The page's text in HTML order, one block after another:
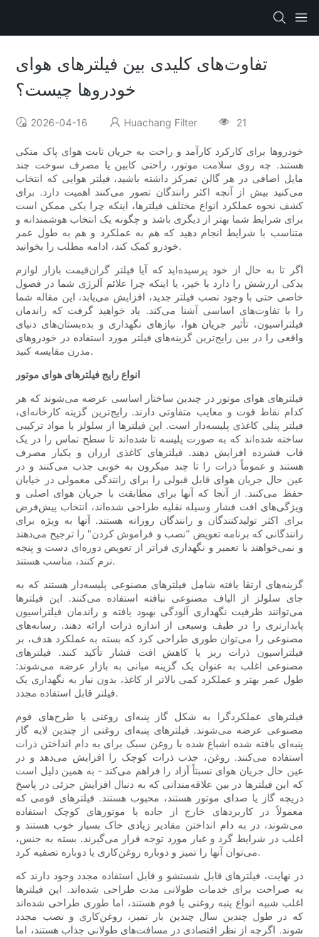
تفاوت‌های کلیدی بین فیلترهای هوای
خودروها چیست؟
2026-04-16 Huachang Filter 21
خودروها برای کارکرد کارآمد و راحت به جریان ثابت هوای پاک متکی
هستند. چه روی سلامت موتور، راحتی کابین یا مصرف سوخت چند
مایل اضافی در هر گالن تمرکز داشته باشید، فیلتر هوایی که انتخاب
می‌کنید بیش از آنچه اکثر رانندگان تصور می‌کنند اهمیت دارد. برای
کشف نحوه عملکرد انواع مختلف فیلترها، اینکه چرا یکی ممکن است
برای شرایط شما بهتر از دیگری باشد و چگونه یک انتخاب هوشمندانه و
متناسب با شرایط انجام دهید که هم به عملکرد و هم به طول عمر
خودرو کمک کند، ادامه مطلب را بخوانید.
اگر تا به حال از خود پرسیده‌اید که آیا فیلتر گران‌قیمت بازار لوازم
یدکی ارزشش را دارد یا خیر، یا اینکه چرا علائم آلرژی شما در فصول
خاصی حتی با وجود نصب فیلتر جدید، افزایش می‌یابد، این مقاله شما
را با تفاوت‌های اساسی آشنا می‌کند. یاد خواهید گرفت که راندمان
فیلتراسیون، تأثیر جریان هوا، نیازهای نگهداری و بده‌بستان‌های دنیای
واقعی را در بین رایج‌ترین گزینه‌های فیلتر مورد استفاده در خودروهای
مدرن مقایسه کنید.
انواع رایج فیلترهای هوای موتور
فیلترهای هوای موتور در چندین ساختار اساسی عرضه می‌شوند که هر
کدام نقاط قوت و معایب متفاوتی دارند. رایج‌ترین گزینه کارخانه‌ای،
فیلتر پنلی کاغذی پلیسه‌دار است. این فیلترها از سلولز یا مواد ترکیبی
ساخته شده‌اند که به صورت پلیسه تا شده‌اند تا سطح تماس را در یک
قاب فشرده افزایش دهند. فیلترهای کاغذی ارزان و یکبار مصرف
هستند و عموماً ذرات را تا چند میکرون به خوبی جذب می‌کنند و در
عین حال جریان هوای قابل قبولی را برای رانندگی معمولی در خیابان
حفظ می‌کنند. از آنجا که آنها برای مطابقت با جریان هوای اصلی و
ویژگی‌های افت فشار وسیله نقلیه طراحی شده‌اند، انتخاب پیش‌فرض
برای اکثر تولیدکنندگان و رانندگان روزانه هستند. آنها به ویژه برای
رانندگانی که برنامه تعویض "نصب و فراموش کردن" را ترجیح می‌دهند
و نمی‌خواهند با تعمیر و نگهداری فراتر از تعویض دوره‌ای دست و پنجه
نرم کنند، مناسب هستند.
گزینه‌های ارتقا یافته شامل فیلترهای مصنوعی پلیسه‌دار هستند که به
جای سلولز از الیاف مصنوعی نبافته استفاده می‌کنند. این فیلترها
می‌توانند ظرفیت نگهداری آلودگی بهبود یافته و راندمان فیلتراسیون
پایدارتری را در طیف وسیعی از اندازه ذرات ارائه دهند. رسانه‌های
مصنوعی را می‌توان طوری طراحی کرد که بسته به عملکرد هدف، بر
فیلتراسیون ذرات ریز یا کاهش افت فشار تأکید کنند. فیلترهای
مصنوعی اغلب به عنوان یک گزینه میانی به بازار عرضه می‌شوند:
طول عمر بهتر و عملکرد کمی بالاتر از کاغذ، بدون نیاز به نگهداری یک
فیلتر قابل استفاده مجدد.
فیلترهای عملکردگرا به شکل گاز پنبه‌ای روغنی یا طرح‌های فوم
مصنوعی عرضه می‌شوند. فیلترهای پنبه‌ای روغنی از چندین لایه گاز
پنبه‌ای بافته شده اشباع شده با روغن سبک برای به دام انداختن ذرات
استفاده می‌کنند. روغن، جذب ذرات کوچک را افزایش می‌دهد و در
عین حال جریان هوای نسبتاً آزاد را فراهم می‌کند - به همین دلیل است
که این فیلترها در بین علاقه‌مندانی که به دنبال افزایش جزئی در پاسخ
دریچه گاز یا صدای موتور هستند، محبوب هستند. فیلترهای فومی که
معمولاً در کاربردهای خارج از جاده یا موتورهای کوچک استفاده
می‌شوند، در به دام انداختن مقادیر زیادی خاک بسیار خوب هستند و
اغلب در شرایط گرد و غبار مورد توجه قرار می‌گیرند. بسته به جنس،
می‌توان آنها را تمیز و دوباره روغن‌کاری یا دوباره تصفیه کرد.
در نهایت، فیلترهای قابل شستشو و قابل استفاده مجدد وجود دارند که
به صراحت برای خدمات طولانی مدت طراحی شده‌اند. این فیلترها
اغلب شبیه انواع پنبه روغنی یا فوم هستند، اما طوری طراحی شده‌اند
که در طول چندین سال چندین بار تمیز، روغن‌کاری و نصب مجدد
شوند. اگرچه از نظر اقتصادی در مسافت‌های طولانی جذاب هستند، اما